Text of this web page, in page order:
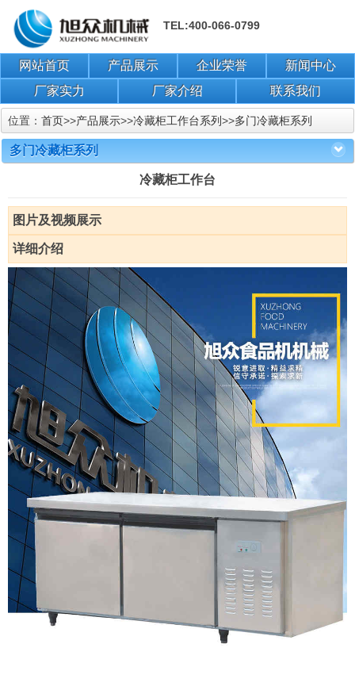
TEL:400-066-0799
网站首页 产品展示 企业荣誉
新闻中心
厂家实力
厂家介绍 联系我们
位置： 首页>>产品展示>>冷藏柜工作台系列>>多门冷藏柜系列
多门冷藏柜系列
冷藏柜工作台
图片及视频展示
详细介绍